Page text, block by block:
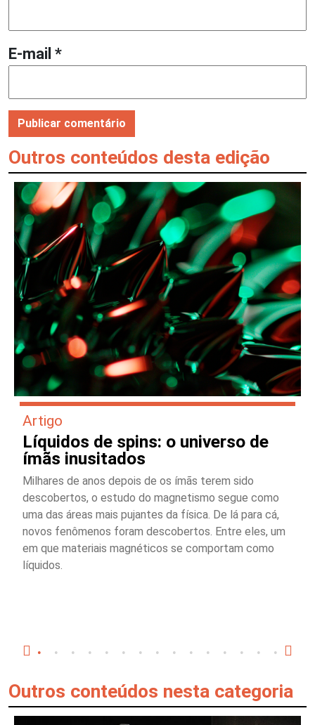
E-mail *
Outros conteúdos desta edição
Artigo
Líquidos de spins: o universo de
ímãs inusitados
Milhares de anos depois de os ímãs terem sido
descobertos, o estudo do magnetismo segue como
uma das áreas mais pujantes da física. De lá para cá,
novos fenômenos foram descobertos. Entre eles, um
em que materiais magnéticos se comportam como
líquidos.
Outros conteúdos nesta categoria